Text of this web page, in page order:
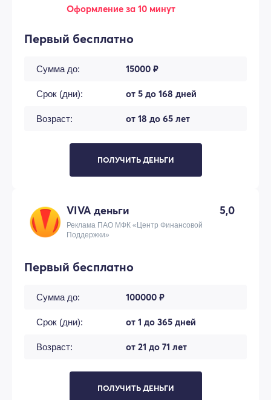
Оформление за 10 минут
Первый бесплатно
Сумма до: 15000 ₽
Срок (дни): от 5 до 168 дней
Возраст: от 18 до 65 лет
ПОЛУЧИТЬ ДЕНЬГИ
VIVA деньги 5,0
Реклама ПАО МФК «Центр Финансовой
Поддержки»
Первый бесплатно
Сумма до: 100000 ₽
Срок (дни): от 1 до 365 дней
Возраст: от 21 до 71 лет
ПОЛУЧИТЬ ДЕНЬГИ